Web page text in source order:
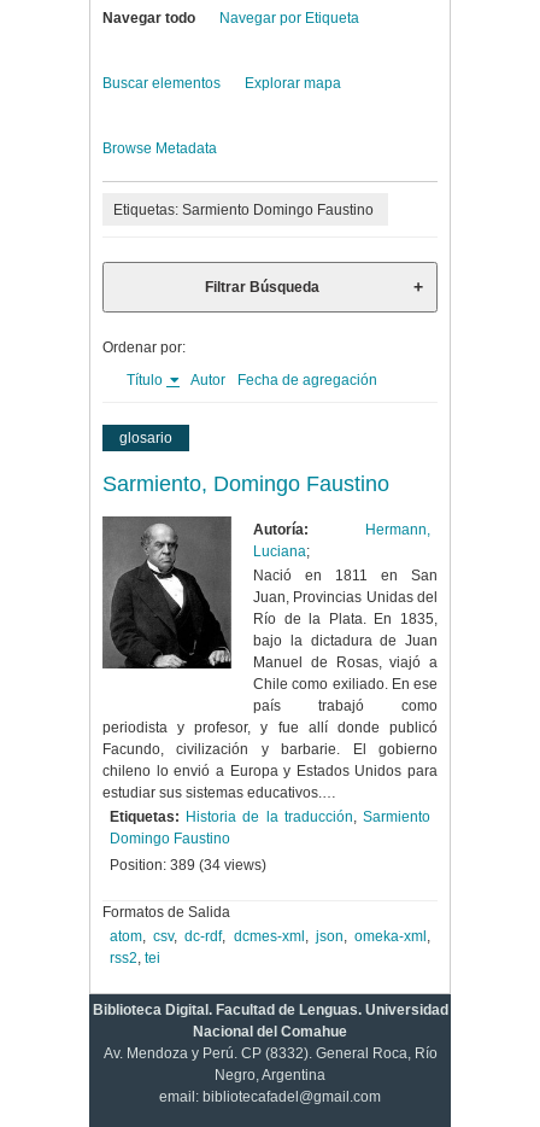
Navegar todo Navegar por Etiqueta
Buscar elementos Explorar mapa
Browse Metadata
Etiquetas: Sarmiento Domingo Faustino
Filtrar Búsqueda
Ordenar por:
Título
Autor Fecha de agregación
glosario
Sarmiento, Domingo Faustino
Autoría:
Hermann,
Luciana;
Nació en 1811 en San
Juan, Provincias Unidas del
Río de la Plata. En 1835,
bajo la dictadura de Juan
Manuel de Rosas, viajó a
Chile como exiliado. En ese
país trabajó como
periodista y profesor, y fue allí donde publicó
Facundo, civilización y barbarie. El gobierno
chileno lo envió a Europa y Estados Unidos para
estudiar sus sistemas educativos.…
Etiquetas: Historia de la traducción,Sarmiento
Domingo Faustino
Position: 389 (34 views)
Formatos de Salida
atom,csv,dc-rdf, dcmes-xml , json,omeka-xml ,
rss2, tei
Biblioteca Digital. Facultad de Lenguas. Universidad
Nacional del Comahue
Av. Mendoza y Perú. CP (8332). General Roca, Río
Negro, Argentina
email: bibliotecafadel@gmail.com